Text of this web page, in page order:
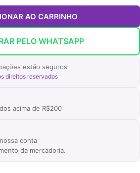
AO CARRINHO
PELO WHATSAPP
estão seguros
direitos reservados
acima de R$200
conta
da mercadoria.